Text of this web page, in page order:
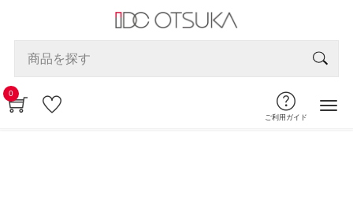
0
ご利用ガイド